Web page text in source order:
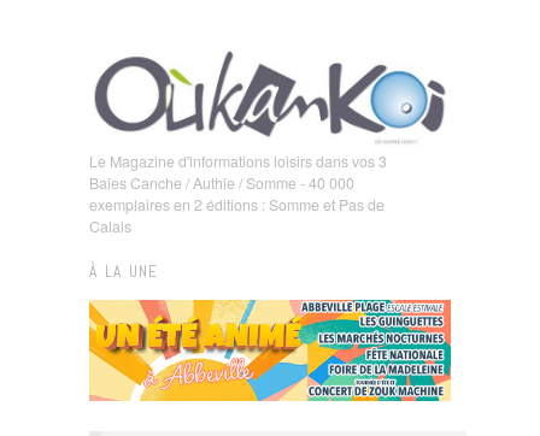
Le Magazine d'informations loisirs dans vos 3
Baies Canche / Authie / Somme - 40 000
exemplaires en 2 éditions : Somme et Pas de
Calais
À LA UNE